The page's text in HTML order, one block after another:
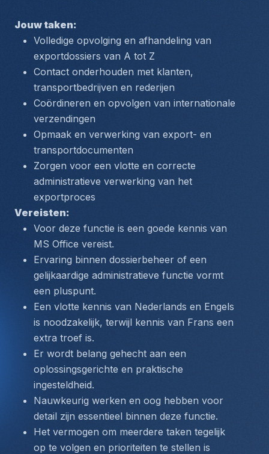
Jouw taken:
Volledige opvolging en afhandeling van
exportdossiers van A tot Z
Contact onderhouden met klanten,
transportbedrijven en rederijen
Coördineren en opvolgen van internationale
verzendingen
Opmaak en verwerking van export- en
transportdocumenten
Zorgen voor een vlotte en correcte
administratieve verwerking van het
exportproces
Vereisten:
Voor deze functie is een goede kennis van
MS Office vereist.
Ervaring binnen dossierbeheer of een
gelijkaardige administratieve functie vormt
een pluspunt.
Een vlotte kennis van Nederlands en Engels
is noodzakelijk, terwijl kennis van Frans een
extra troef is.
Er wordt belang gehecht aan een
oplossingsgerichte en praktische
ingesteldheid.
Nauwkeurig werken en oog hebben voor
detail zijn essentieel binnen deze functie.
Het vermogen om meerdere taken tegelijk
op te volgen en prioriteiten te stellen is